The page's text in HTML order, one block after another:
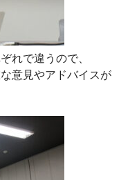
れで違うので、
意見やアドバイスが